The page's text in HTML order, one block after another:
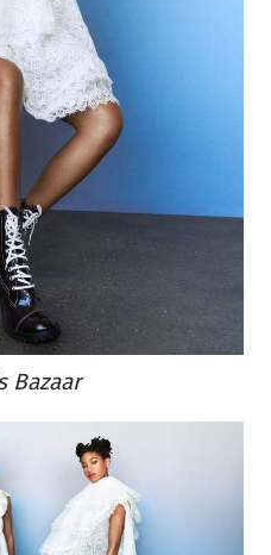
Bazaar